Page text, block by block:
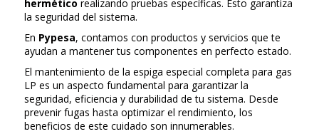
hermético realizando pruebas específicas. Esto garantiza
la seguridad del sistema.
En Pypesa, contamos con productos y servicios que te
ayudan a mantener tus componentes en perfecto estado.
El mantenimiento de la espiga especial completa para gas
LP es un aspecto fundamental para garantizar la
seguridad, eficiencia y durabilidad de tu sistema. Desde
prevenir fugas hasta optimizar el rendimiento, los
beneficios de este cuidado son innumerables.